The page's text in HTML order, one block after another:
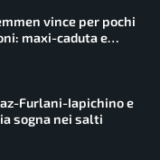
vince per pochi
maxi-caduta e
Furlani-Iapichino e
sogna nei salti